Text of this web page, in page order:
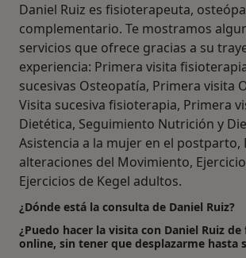
Daniel Ruiz es fisioterapeuta,
complementario. Te mostramos
servicios que ofrece gracias a su
experiencia: Primera visita
sucesivas Osteopatía, Primera visita
Visita sucesiva fisioterapia, Primera
Dietética, Seguimiento Nutrición y
Asistencia a la mujer en el postparto,
alteraciones del Movimiento,
Ejercicios de Kegel adultos.
¿Dónde está la consulta de Daniel Ruiz?
¿Puedo hacer la visita con Daniel Ruiz
online, sin tener que desplazarme hasta